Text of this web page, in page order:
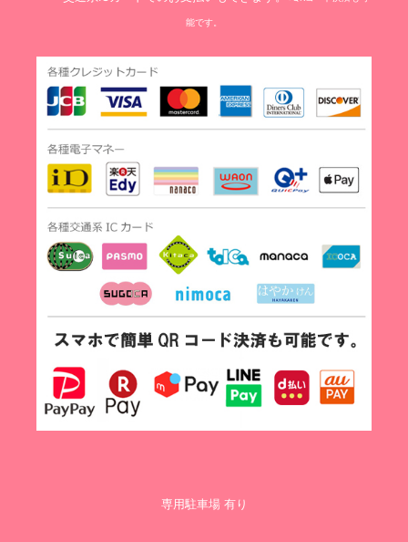
能です。
専用駐車場 有り